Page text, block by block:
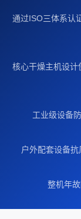
通过ISO三体系认
核心干燥主机设
工业级设备
户外配套设备
整机年